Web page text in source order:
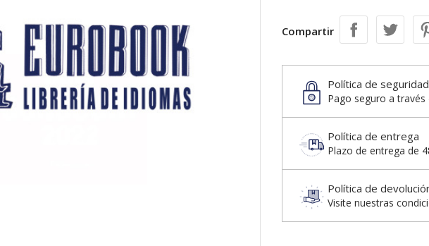
Compartir
Política de seguridad
Pago seguro a través
Política de entrega
Plazo de entrega de
Política de
Visite nuestras